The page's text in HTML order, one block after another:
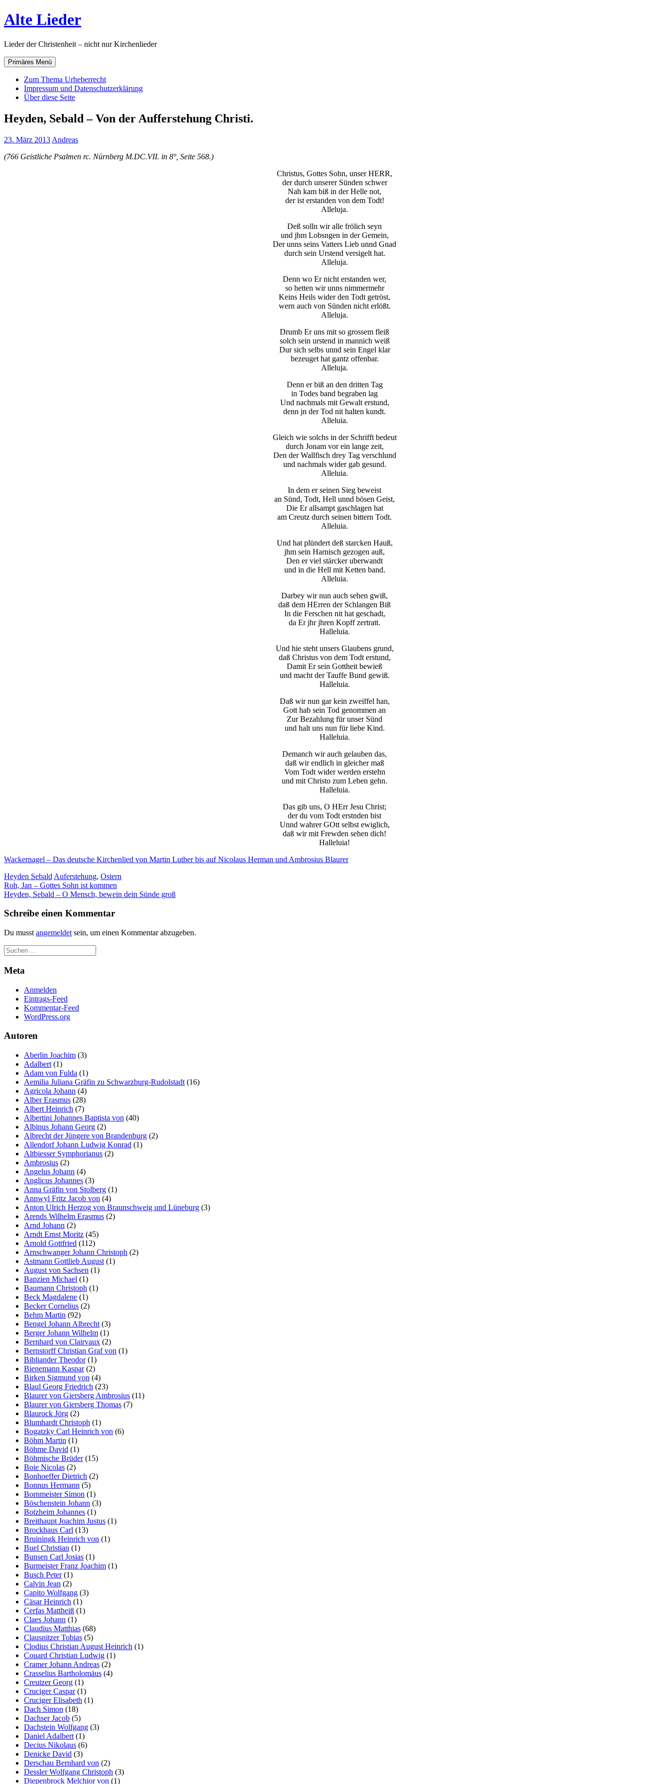
Zum
Inhalt
Alte Lieder
Lieder der Christenheit – nicht nur Kirchenlieder
Primäres Menü
Zum Thema Urheberrecht
Impressum und Datenschutzerklärung
Über diese Seite
Heyden, Sebald – Von der Aufferstehung Christi.
23. März 2013 Andreas
(766 Geistliche Psalmen rc. Nürnberg M.DC.VII. in 8°, Seite 568.)
Christus, Gottes Sohn, unser HERR,
der durch unserer Sünden schwer
Nah kam biß in der Helle not,
der ist erstanden von dem Todt!
Alleluja.
Deß solln wir alle frölich seyn
und jhm Lobsngen in der Gemein,
Der unns seins Vatters Lieb unnd Gnad
durch sein Urstend versigelt hat.
Alleluja.
Denn wo Er nicht erstanden wer,
so hetten wir unns nimmermehr
Keins Heils wider den Todt getröst,
wern auch von Sünden nicht erlößt.
Alleluja.
Drumb Er uns mit so grossem fleiß
solch sein urstend in mannich weiß
Dur sich selbs unnd sein Engel klar
bezeuget hat gantz offenbar.
Alleluja.
Denn er biß an den dritten Tag
in Todes band begraben lag
Und nachmals mit Gewalt erstund,
denn jn der Tod nit halten kundt.
Alleluia.
Gleich wie solchs in der Schrifft bedeut
durch Jonam vor ein lange zeit,
Den der Wallfisch drey Tag verschlund
und nachmals wider gab gesund.
Alleluia.
In dem er seinen Sieg beweist
an Sünd, Todt, Hell unnd bösen Geist,
Die Er allsampt gaschlagen hat
am Creutz durch seinen bittern Todt.
Alleluia.
Und hat plündert deß starcken Hauß,
jhm sein Harnisch gezogen auß,
Den er viel stärcker uberwandt
und in die Hell mit Ketten band.
Alleluia.
Darbey wir nun auch sehen gwiß,
daß dem HErren der Schlangen Biß
In die Ferschen nit hat geschadt,
da Er jhr jhren Kopff zertratt.
Halleluia.
Und hie steht unsers Glaubens grund,
daß Christus von dem Todt erstund,
Damit Er sein Gottheit bewieß
und macht der Tauffe Bund gewiß.
Halleluia.
Daß wir nun gar kein zweiffel han,
Gott hab sein Tod genommen an
Zur Bezahlung für unser Sünd
und halt uns nun für liebe Kind.
Halleluia.
Demanch wir auch gelauben das,
daß wir endlich in gleicher maß
Vom Todt wider werden erstehn
und mit Christo zum Leben gehn.
Halleluia.
Das gib uns, O HErr Jesu Christ;
der du vom Todt erstnden bist
Unnd wahrer GOtt selbst ewiglich,
daß wir mit Frewden sehen dich!
Halleluia!
Wackernagel – Das deutsche Kirchenlied von Martin Luther bis auf Nicolaus Herman und Ambrosius Blaurer
Heyden Sebald Auferstehung, Ostern
Beitragsnavigation
Roh, Jan – Gottes Sohn ist kommen
Heyden, Sebald – O Mensch, bewein dein Sünde groß
Schreibe einen Kommentar
Du musst angemeldet sein, um einen Kommentar abzugeben.
Meta
Anmelden
Eintrags-Feed
Kommentar-Feed
WordPress.org
Autoren
Aberlin Joachim (3)
Adalbert (1)
Adam von Fulda (1)
Aemilia Juliana Gräfin zu Schwarzburg-Rudolstadt (16)
Agricola Johann (4)
Alber Erasmus (28)
Albert Heinrich (7)
Albertini Johannes Baptista von (40)
Albinus Johann Georg (2)
Albrecht der Jüngere von Brandenburg (2)
Allendorf Johann Ludwig Konrad (1)
Altbiesser Symphorianus (2)
Ambrosius (2)
Angelus Johann (4)
Anglicus Johannes (3)
Anna Gräfin von Stolberg (1)
Annwyl Fritz Jacob von (4)
Anton Ulrich Herzog von Braunschweig und Lüneburg (3)
Arends Wilhelm Erasmus (2)
Arnd Johann (2)
Arndt Ernst Moritz (45)
Arnold Gottfried (112)
Arnschwanger Johann Christoph (2)
Astmann Gottlieb August (1)
August von Sachsen (1)
Bapzien Michael (1)
Baumann Christoph (1)
Beck Magdalene (1)
Becker Cornelius (2)
Behm Martin (92)
Bengel Johann Albrecht (3)
Berger Johann Wilhelm (1)
Bernhard von Clairvaux (2)
Bernstorff Christian Graf von (1)
Bibliander Theodor(1)
Bienemann Kaspar(2)
Birken Sigmund von (4)
Blaul Georg Friedrich (23)
Blaurer von Giersberg Ambrosius (11)
Blaurer von Giersberg Thomas (7)
Blaurock Jörg (2)
Blumhardt Christoph (1)
Bogatzky Carl Heinrich von (6)
Böhm Martin (1)
Böhme David (1)
Böhmische Brüder(15)
Boie Nicolas (2)
Bonhoeffer Dietrich (2)
Bonnus Hermann (5)
Bornmeister Simon (1)
Böschenstein Johann (3)
Botzheim Johannes (1)
Breithaupt Joachim Justus (1)
Brockhaus Carl (13)
Bruiningk Heinrich von (1)
Buel Christian (1)
Bunsen Carl Josias (1)
Burmeister Franz Joachim (1)
Busch Peter(1)
Calvin Jean (2)
Capito Wolfgang (3)
Cäsar Heinrich (1)
Cerfas Mattheiß (1)
Claes Johann (1)
Claudius Matthias (68)
Clausnitzer Tobias (5)
Clodius Christian August Heinrich (1)
Couard Christian Ludwig (1)
Cramer Johann Andreas (2)
Crasselius Bartholomäus (4)
Creutzer Georg (1)
Cruciger Caspar(1)
Cruciger Elisabeth (1)
Dach Simon (18)
Dachser Jacob (5)
Dachstein Wolfgang (3)
Daniel Adalbert (1)
Decius Nikolaus (6)
Denicke David (3)
Derschau Bernhard von (2)
Dessler Wolfgang Christoph (3)
Diepenbrock Melchior von (1)